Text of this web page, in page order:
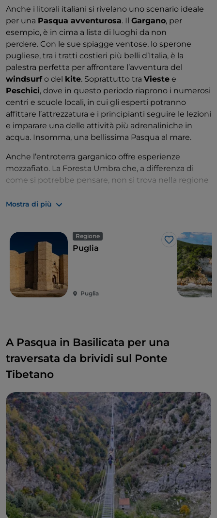
Anche i litorali italiani si rivelano uno scenario ideale
per una Pasqua avventurosa. Il Gargano, per
esempio, è in cima a lista di luoghi da non
perdere. Con le sue spiagge ventose, lo sperone
pugliese, tra i tratti costieri più belli d’Italia, è la
palestra perfetta per affrontare l’avventura del
windsurfo del kite. Soprattutto tra Vieste e
Peschici, dove in questo periodo riaprono i numerosi
centri e scuole locali, in cui gli esperti potranno
affittare l’attrezzatura e i principianti seguire le lezioni
e imparare una delle attività più adrenaliniche in
acqua. Insomma, una bellissima Pasqua al mare.
Anche l’entroterra garganico offre esperienze
mozzafiato. La Foresta Umbra che, a differenza di
come si potrebbe pensare, non si trova nella regione
è una meta amata dagli appassionati di
Al tramonto, per premiarvi delle fatiche tra terra e
mare, potrete godervi un aperitivo a Vieste, che
accoglie i visitatori tra le sue serpeggianti stradine e
le inconfondibili case bianche affacciate sul
Pizzomunno, il faraglione che si erge a guardia della
Mostra di più
Regione
Like
Puglia
Puglia
A Pasqua in Basilicata per una
traversata da brividi sul Ponte
Tibetano